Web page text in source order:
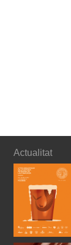
Actualitat